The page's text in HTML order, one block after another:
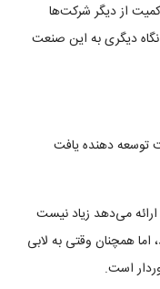
از دیگر شرکت‌ها
دیگری به این صنعت
توسعه دهنده یافت
می‌دهد زیاد نیست
اما همچنان وقتی به لابی
است.